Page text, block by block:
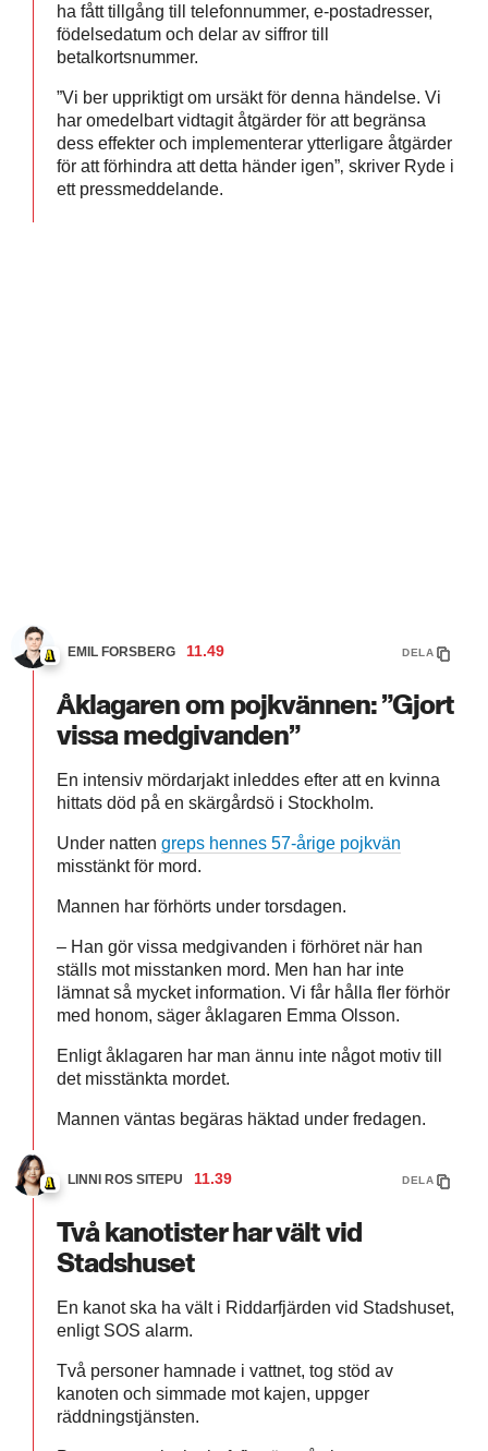
ha fått tillgång till telefonnummer, e-postadresser,
födelsedatum och delar av siffror till
betalkortsnummer.
”Vi ber uppriktigt om ursäkt för denna händelse. Vi
har omedelbart vidtagit åtgärder för att begränsa
dess effekter och implementerar ytterligare åtgärder
för att förhindra att detta händer igen”‚ skriver Ryde i
ett pressmeddelande.
EMIL FORSBERG 11.49 DELA
Åklagaren om pojkvännen: ”Gjort
vissa medgivanden”
En intensiv mördarjakt inleddes efter att en kvinna
hittats död på en skärgårdsö i Stockholm.
Under natten greps hennes 57-årige pojkvän
misstänkt för mord.
Mannen har förhörts under torsdagen.
– Han gör vissa medgivanden i förhöret när han
ställs mot misstanken mord. Men han har inte
lämnat så mycket information. Vi får hålla fler förhör
med honom, säger åklagaren Emma Olsson.
Enligt åklagaren har man ännu inte något motiv till
det misstänkta mordet.
Mannen väntas begäras häktad under fredagen.
LINNI ROS SITEPU 11.39 DELA
Två kanotister har vält vid
Stadshuset
En kanot ska ha vält i Riddarfjärden vid Stadshuset,
enligt SOS alarm.
Två personer hamnade i vattnet, tog stöd av
kanoten och simmade mot kajen, uppger
räddningstjänsten.